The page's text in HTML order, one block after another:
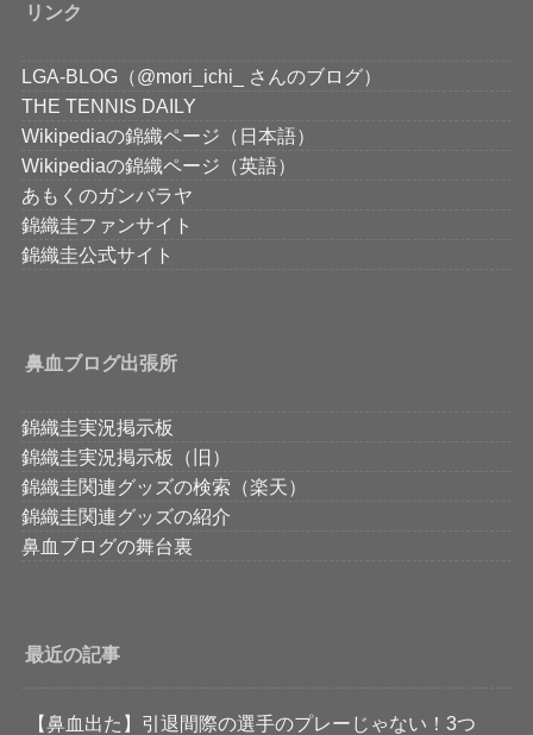
リンク
LGA-BLOG（@mori_ichi_ さんのブログ）
THE TENNIS DAILY
Wikipediaの錦織ページ（日本語）
Wikipediaの錦織ページ（英語）
あもくのガンバラヤ
錦織圭ファンサイト
錦織圭公式サイト
鼻血ブログ出張所
錦織圭実況掲示板
錦織圭実況掲示板（旧）
錦織圭関連グッズの検索（楽天）
錦織圭関連グッズの紹介
鼻血ブログの舞台裏
最近の記事
【鼻血出た】引退間際の選手のプレーじゃない！3つ